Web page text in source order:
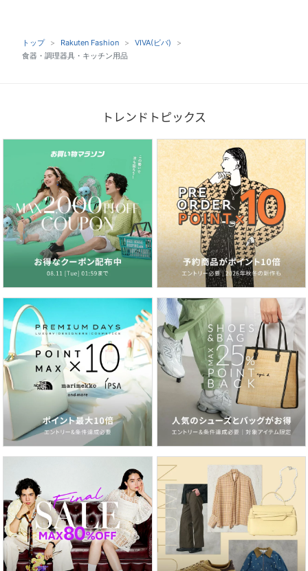
トップ Rakuten Fashion
VIVA(ビバ)
食器・調理器具・キッチン用品
トレンドトピックス